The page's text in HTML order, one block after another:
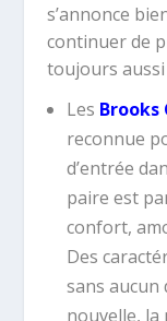
s’annonce
continuer de
toujours
Les Brooks
reconnue
d’entrée
paire est
confort,
Des
sans aucun
nouvelle, la